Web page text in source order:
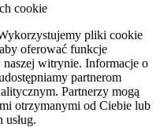
cookie
pliki cookie
oferować funkcje
naszej witrynie. Informacje o
partnerom
Partnerzy mogą
otrzymanymi od Ciebie lub